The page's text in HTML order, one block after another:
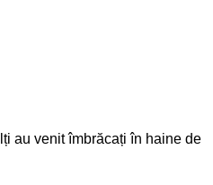
au venit îmbrăcați în haine de